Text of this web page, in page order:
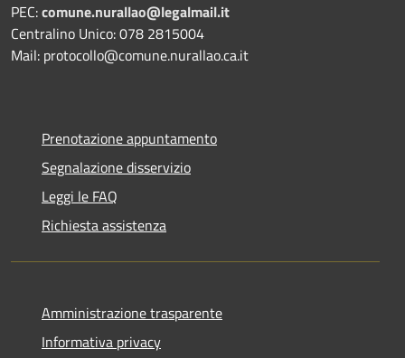
PEC:comune.nurallao@legalmail.it
Centralino Unico: 078 2815004
Mail: protocollo@comune.nurallao.ca.it
Prenotazione appuntamento
Segnalazione disservizio
Leggi le FAQ
Richiesta assistenza
Amministrazione trasparente
Informativa privacy